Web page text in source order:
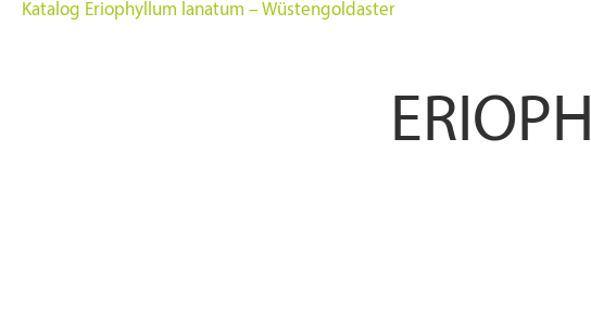
Katalog Eriophyllum lanatum – Wüstengoldaster